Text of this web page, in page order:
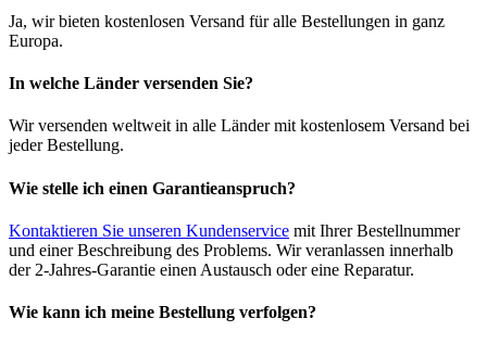
Ja, wir bieten kostenlosen Versand für alle Bestellungen in ganz
Europa.
In welche Länder versenden Sie?
Wir versenden weltweit in alle Länder mit kostenlosem Versand bei
jeder Bestellung.
Wie stelle ich einen Garantieanspruch?
Kontaktieren Sie unseren Kundenservice mit Ihrer Bestellnummer
und einer Beschreibung des Problems. Wir veranlassen innerhalb
der 2-Jahres-Garantie einen Austausch oder eine Reparatur.
Wie kann ich meine Bestellung verfolgen?